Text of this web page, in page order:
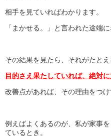
相手を見ていればわかります。
「まかせる。」と言われた途端に
その結果を見たら、それがたと
目的さえ果たしていれば、絶対に
改善点があれば、その理由をつけ
例えばよくあるのが、私が家事
ているとき。